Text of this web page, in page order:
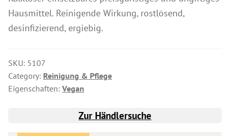
Holzbehandlung Außenbereich
Holzbehandlung Innenbereich
Lösungsmittel
Kreidefarbe & Shabby Chic
Hausmittel. Reinigende Wirkung, rostlösend,
desinfizierend, ergiebig.
SKU: 5107
Category: Reinigung & Pflege
Eigenschaften: Vegan
Zur Händlersuche